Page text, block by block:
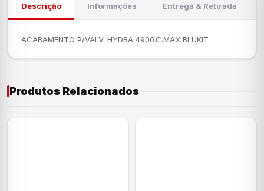
Descrição Informações Entrega & Retirada
ACABAMENTO P/VALV. HYDRA 4900.C.MAX BLUKIT
Produtos Relacionados